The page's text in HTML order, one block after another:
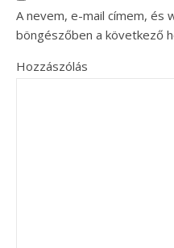
A nevem, e-mail címem, és
böngészőben a következő
Hozzászólás